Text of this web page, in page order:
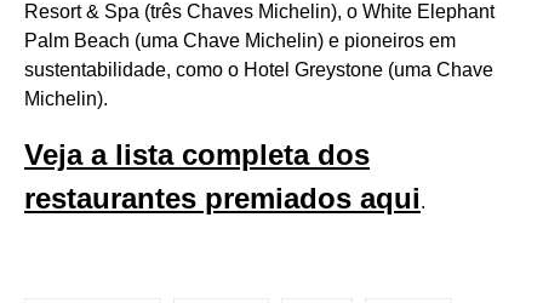
Resort & Spa (três Chaves Michelin), o White Elephant
Palm Beach (uma Chave Michelin) e pioneiros em
sustentabilidade, como o Hotel Greystone (uma Chave
Michelin).
Veja a lista completa dos
restaurantes premiados aqui.